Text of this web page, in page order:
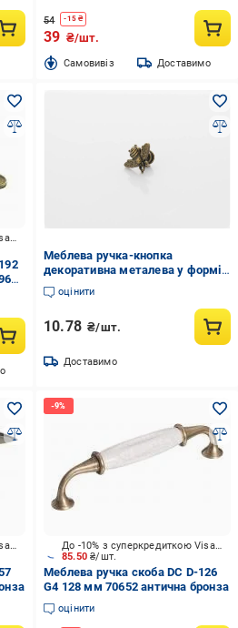
54 -15₴
39 ₴/шт.
Cамовивіз Доставимо
До -10% з суперкредиткою Visa Вигода
Меблева ручка-кнопка
декоративна металева у формі
бджоли 30х18 мм Антична
Бронзовий (C-372-7)
оцінити
10.78 ₴/шт.
Доставимо
До -10% з суперкредиткою Visa Вигода
85.50₴/шт.
До -10% з суперкредиткою Visa Вигода
Меблева ручка скоба DC D-126
G4 128 мм 70652 антична бронза
оцінити